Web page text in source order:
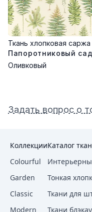
Ткань хлопковая саржа
Папоротниковый сад
Оливковый
Задать вопрос о
Коллекции
Colourful
Garden
Classic
Modern
Каталог
Ткани для
Ткани